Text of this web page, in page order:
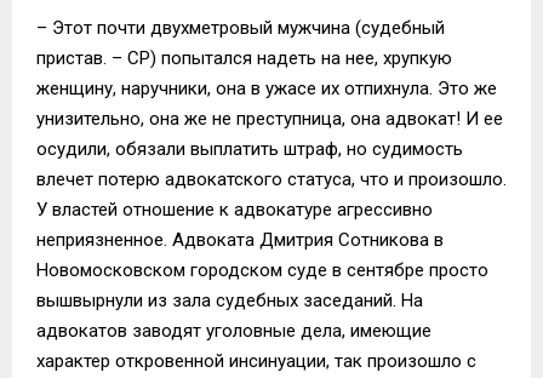
– Этот почти двухметровый мужчина (судебный
пристав. – СР) попытался надеть на нее, хрупкую
женщину, наручники, она в ужасе их отпихнула. Это же
унизительно, она же не преступница, она адвокат! И ее
осудили, обязали выплатить штраф, но судимость
влечет потерю адвокатского статуса, что и произошло.
У властей отношение к адвокатуре агрессивно
неприязненное. Адвоката Дмитрия Сотникова в
Новомосковском городском суде в сентябре просто
вышвырнули из зала судебных заседаний. На
адвокатов заводят уголовные дела, имеющие
характер откровенной инсинуации, так произошло с